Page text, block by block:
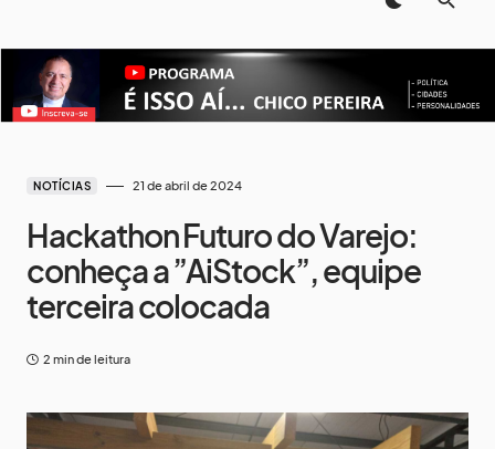
NOTÍCIAS 21 de abril de 2024
Hackathon Futuro do Varejo:
conheça a ”AiStock”, equipe
terceira colocada
2 min de leitura